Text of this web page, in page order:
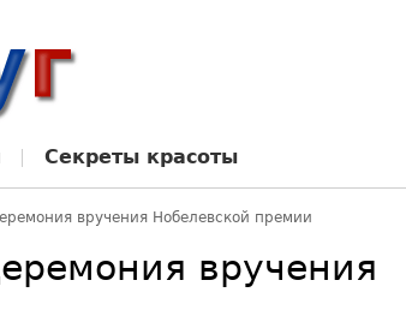
Секреты красоты
вручения Нобелевской премии
вручения